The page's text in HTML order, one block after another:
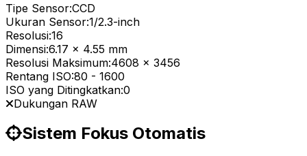
Tipe Sensor:CCD
Ukuran Sensor:1/2.3-inch
Resolusi:16
Dimensi:6.17 x 4.55 mm
Resolusi Maksimum:4608 x 3456
Rentang ISO:80 - 1600
ISO yang Ditingkatkan:0
Dukungan RAW
Sistem Fokus Otomatis